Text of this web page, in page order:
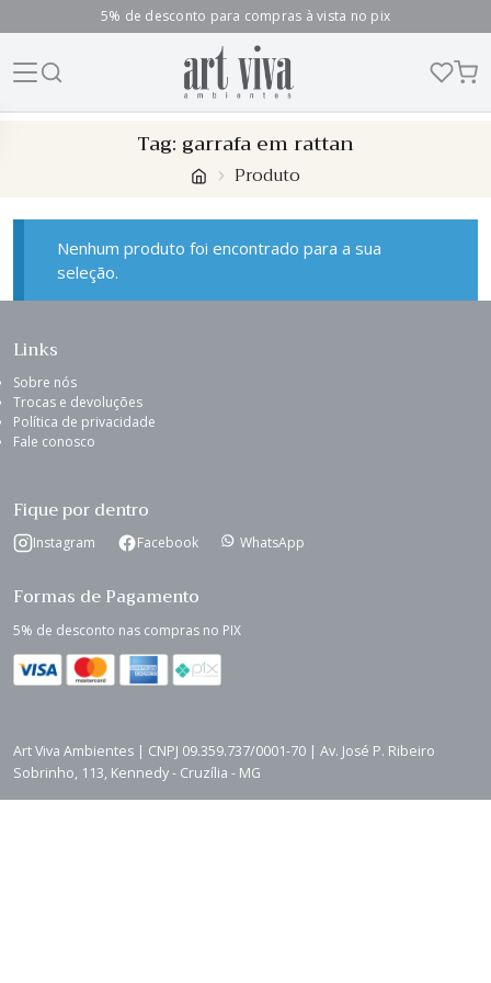
5% de desconto para compras à vista no pix
Tag: garrafa em rattan
Produto
Nenhum produto foi encontrado para a sua
seleção.
Links
Sobre nós
Trocas e devoluções
Política de privacidade
Fale conosco
Fique por dentro
Instagram Facebook WhatsApp
Formas de Pagamento
5% de desconto nas compras no PIX
Art Viva Ambientes | CNPJ 09.359.737/0001-70 | Av. José P. Ribeiro
Sobrinho, 113, Kennedy - Cruzília - MG